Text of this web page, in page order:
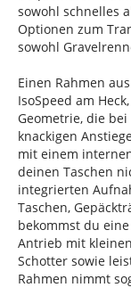
sowohl schnelles
Optionen zum
sowohl
Einen Rahmen
IsoSpeed am
Geometrie, die
knackigen
mit einem
deinen Taschen
integrierten
Taschen,
bekommst du
Antrieb mit
Schotter sowie
Rahmen nimmt